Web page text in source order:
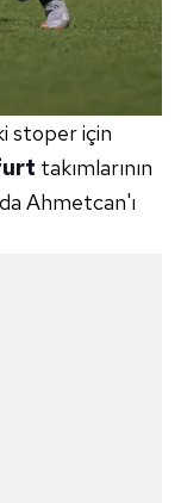
stoper için
takımlarının
Ahmetcan'ı